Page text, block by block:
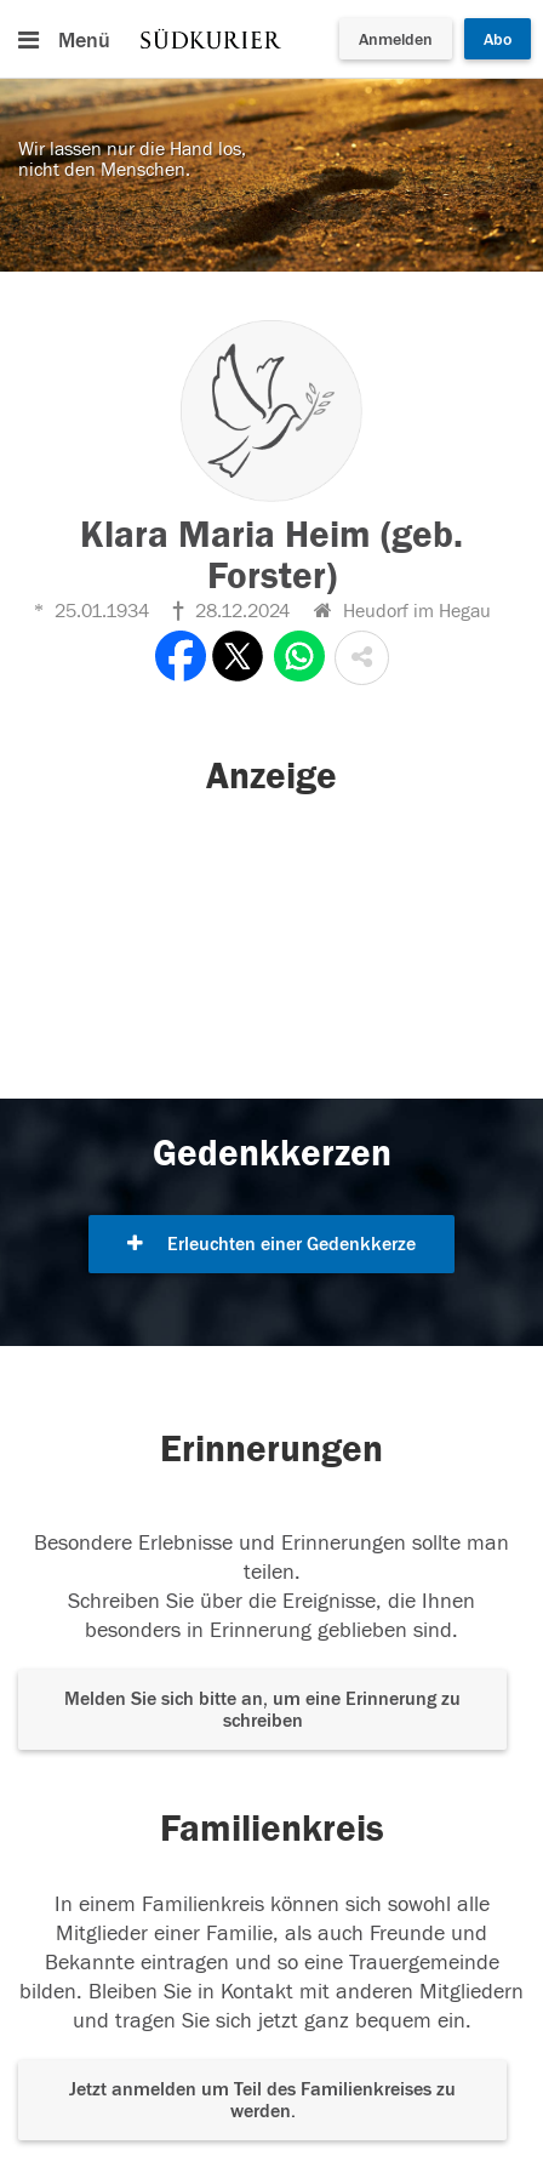
Menü Anmelden Abo
Wir lassen nur die Hand los,
nicht den Menschen.
Klara Maria Heim (geb.
Forster)
25.01.1934 28.12.2024 Heudorf im Hegau
Anzeige
Gedenkkerzen
Erleuchten einer Gedenkkerze
Erinnerungen
Besondere Erlebnisse und Erinnerungen sollte man
teilen.
Schreiben Sie über die Ereignisse, die Ihnen
besonders in Erinnerung geblieben sind.
Melden Sie sich bitte an, um eine Erinnerung zu
schreiben
Familienkreis
In einem Familienkreis können sich sowohl alle
Mitglieder einer Familie, als auch Freunde und
Bekannte eintragen und so eine Trauergemeinde
bilden. Bleiben Sie in Kontakt mit anderen Mitgliedern
und tragen Sie sich jetzt ganz bequem ein.
Jetzt anmelden um Teil des Familienkreises zu
werden.